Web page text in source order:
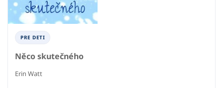
PRE DETI
Něco skutečného
Erin Watt